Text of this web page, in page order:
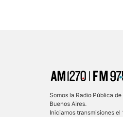
Somos la Radio Pública
Buenos Aires.
Iniciamos transmisiones el